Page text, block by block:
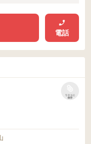
電話
リストに
保存